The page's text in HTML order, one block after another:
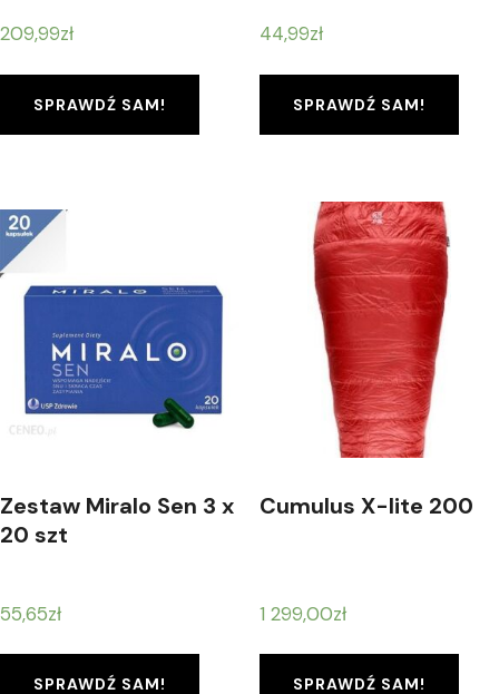
209,99zł
SPRAWDŹ SAM!
44,99zł
SPRAWDŹ SAM!
Zestaw Miralo Sen 3 x
20 szt
55,65zł
SPRAWDŹ SAM!
Cumulus X-lite 200
1 299,00zł
SPRAWDŹ SAM!